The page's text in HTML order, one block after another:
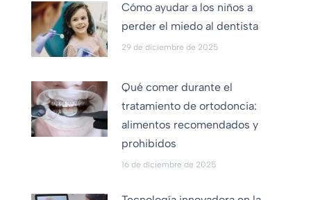
Cómo ayudar a los niños a
perder el miedo al dentista
29 de diciembre de 2025
Qué comer durante el
tratamiento de ortodoncia:
alimentos recomendados y
prohibidos
16 de diciembre de 2025